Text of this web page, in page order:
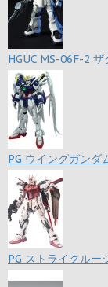
HGUC MS-06F-2
PG ウイングガンダ
PG ストライクルー